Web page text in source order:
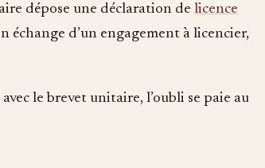
dépose une déclaration de licence
échange d’un engagement à licencier,
le brevet unitaire, l’oubli se paie au